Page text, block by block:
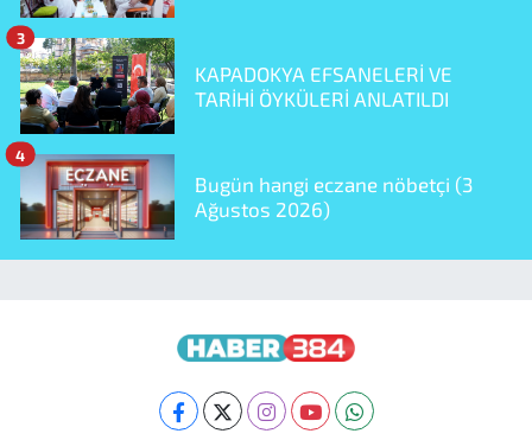
KAPADOKYA EFSANELERİ VE
TARİHİ ÖYKÜLERİ ANLATILDI
3
Bugün hangi eczane nöbetçi (3
Ağustos 2026)
4